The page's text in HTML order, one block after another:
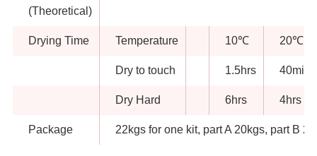
(Theoretical)
Drying Time Temperature 10℃ 20℃
Dry to touch 1.5hrs 40mins
Dry Hard 6hrs 4hrs
Package 22kgs for one kit, part A 20kgs, part B